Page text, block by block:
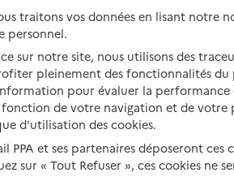
services pour seniors
Vivre chez un proche
Vivre en accueil familial
Autres solutions de logement
Préparer
Aides
et soins
Droits en
traitons vos données en lisant notre
personnel.
sur notre site, nous utilisons des
pleinement des fonctionnalités
pour évaluer la performance
de votre navigation et de votre
d'utilisation des cookies.
et ses partenaires déposeront ces
sur « Tout Refuser », ces cookies ne